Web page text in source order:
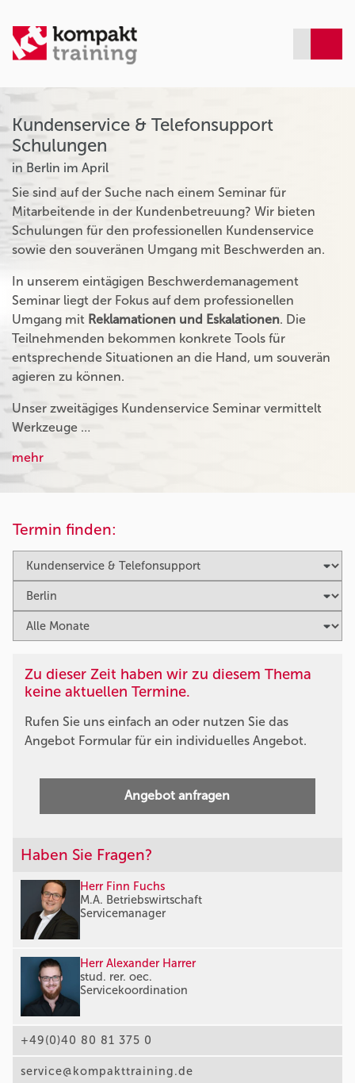
Kundenservice & Telefonsupport
Schulungen
in Berlin im April
Sie sind auf der Suche nach einem Seminar für
Mitarbeitende in der Kundenbetreuung? Wir bieten
Schulungen für den professionellen Kundenservice
sowie den souveränen Umgang mit Beschwerden an.
In unserem eintägigen Beschwerdemanagement
Seminar liegt der Fokus auf dem professionellen
Umgang mit Reklamationen und Eskalationen. Die
Teilnehmenden bekommen konkrete Tools für
entsprechende Situationen an die Hand, um souverän
agieren zu können.
Unser zweitägiges Kundenservice Seminar vermittelt
Werkzeuge …
mehr
Termin finden:
Zu dieser Zeit haben wir zu diesem Thema
keine aktuellen Termine.
Rufen Sie uns einfach an oder nutzen Sie das
Angebot Formular für ein individuelles Angebot.
Angebot anfragen
Haben Sie Fragen?
Herr Finn Fuchs
M.A. Betriebswirtschaft
Servicemanager
Herr Alexander Harrer
stud. rer. oec.
Servicekoordination
+49(0)40 80 81 375 0
service@kompakttraining.de